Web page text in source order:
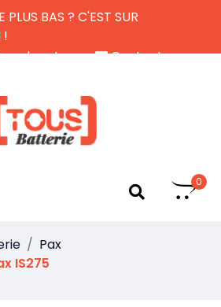
PLUS BAS ? C'EST SUR
!
de retour
Contactez-nous
0
Pax
IS275